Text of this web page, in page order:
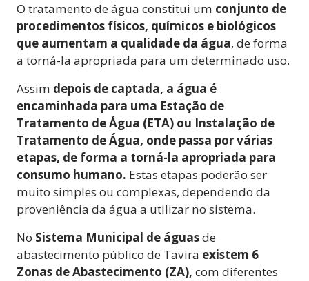
O tratamento de água constitui um conjunto de
procedimentos físicos, químicos e biológicos
que aumentam a qualidade da água, de forma
a torná-la apropriada para um determinado uso.
Assim depois de captada, a água é
encaminhada para uma Estação de
Tratamento de Água (ETA) ou Instalação de
Tratamento de Água, onde passa por várias
etapas, de forma a torná-la apropriada para
consumo humano. Estas etapas poderão ser
muito simples ou complexas, dependendo da
proveniência da água a utilizar no sistema.
No Sistema Municipal de águasde
abastecimento público de Tavira existem 6
Zonas de Abastecimento (ZA), com diferentes